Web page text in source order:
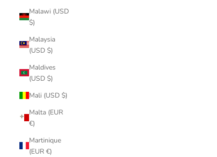
Malawi (USD
$)
Malaysia
(USD $)
Maldives
(USD $)
Mali (USD $)
Malta (EUR
€)
Martinique
(EUR €)